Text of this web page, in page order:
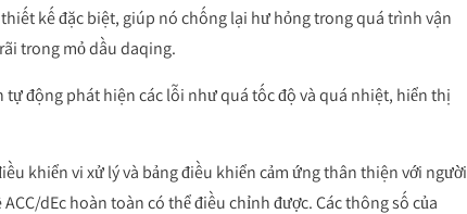
kế đặc biệt, giúp nó chống lại hư hỏng trong quá trình vận
trong mỏ dầu daqing.
động phát hiện các lỗi như quá tốc độ và quá nhiệt, hiển thị
khiển vi xử lý và bảng điều khiển cảm ứng thân thiện với người
dEc hoàn toàn có thể điều chỉnh được. Các thông số của